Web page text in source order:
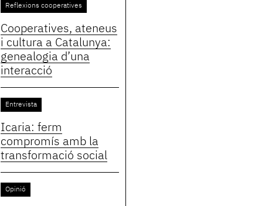
Reflexions cooperatives
Cooperatives, ateneus
i cultura a Catalunya:
genealogia d’una
interacció
Entrevista
Icaria: ferm
compromís amb la
transformació social
Opinió